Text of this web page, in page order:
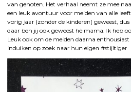
van genoten. Het verhaal neemt ze mee
een leuk avontuur voor meiden van alle
vorig jaar (zonder de kinderen) geweest,
daar ben jij ook geweest hè mama. Ik heb
Leuk ook om de meiden daarna
induiken op zoek naar hun eigen #stijltiger